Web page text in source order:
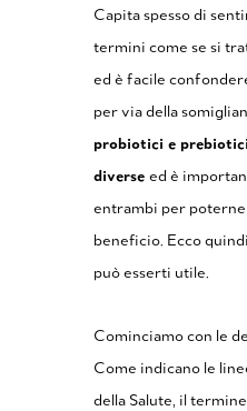
Capita spesso di
termini come se si
ed è facile
per via della
probiotici e
diverse ed è
entrambi per
beneficio. Ecco
può esserti utile.
Cominciamo con le
Come indicano le
della Salute, il termine